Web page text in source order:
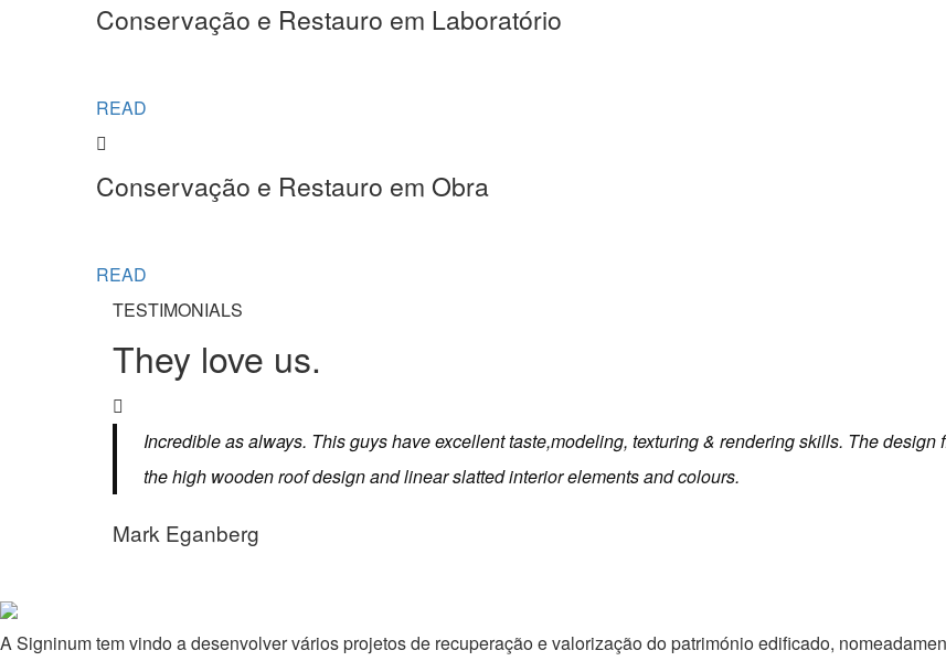
Conservação e Restauro em Laboratório
READ
Conservação e Restauro em Obra
READ
TESTIMONIALS
They love us.
Incredible as always. This guys have excellent taste,modeling, texturing & rendering skills. The
the high wooden roof design and linear slatted interior elements and colours.
Mark Eganberg
A Signinum tem vindo a desenvolver vários projetos de recuperação e valorização do património edificado,